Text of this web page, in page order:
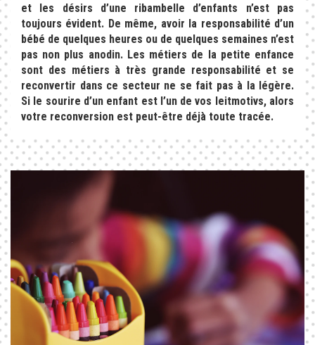
et les désirs d’une ribambelle d’enfants n’est pas
toujours évident. De même, avoir la responsabilité d’un
bébé de quelques heures ou de quelques semaines n’est
pas non plus anodin. Les métiers de la petite enfance
sont des métiers à très grande responsabilité et se
reconvertir dans ce secteur ne se fait pas à la légère.
Si le sourire d’un enfant est l’un de vos leitmotivs, alors
votre reconversion est peut-être déjà toute tracée.